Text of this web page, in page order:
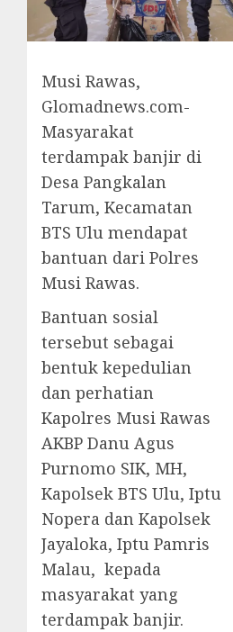
Musi Rawas,
Glomadnews.com-
Masyarakat
terdampak banjir di
Desa Pangkalan
Tarum, Kecamatan
BTS Ulu mendapat
bantuan dari Polres
Musi Rawas.
Bantuan sosial
tersebut sebagai
bentuk kepedulian
dan perhatian
Kapolres Musi Rawas
AKBP Danu Agus
Purnomo SIK, MH,
Kapolsek BTS Ulu, Iptu
Nopera dan Kapolsek
Jayaloka, Iptu Pamris
Malau, kepada
masyarakat yang
terdampak banjir.